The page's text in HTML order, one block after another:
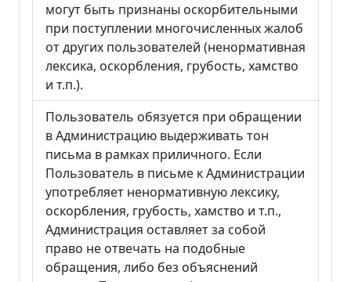
могут быть признаны оскорбительными
при поступлении многочисленных жалоб
от других пользователей (ненормативная
лексика, оскорбления, грубость, хамство
и т.п.).
Пользователь обязуется при обращении
в Администрацию выдерживать тон
письма в рамках приличного. Если
Пользователь в письме к Администрации
употребляет ненормативную лексику,
оскорбления, грубость, хамство и т.п.,
Администрация оставляет за собой
право не отвечать на подобные
обращения, либо без объяснений